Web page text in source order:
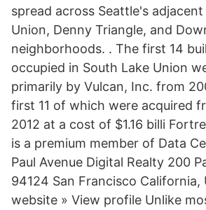
spread across Seattle's
Union, Denny Triangle, and
neighborhoods. . The first 14
occupied in South Lake Union
primarily by Vulcan, Inc. from
first 11 of which were acquired
2012 at a cost of $1.16 billi
is a premium member of Data
Paul Avenue Digital Realty 200
94124 San Francisco California,
website » View profile Unlike